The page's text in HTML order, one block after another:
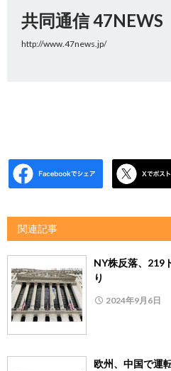
共同通信 47NEWS
http://www.47news.jp/
関連記事
NY株反落、219
り
2024年9月6日
欧州、中国で運